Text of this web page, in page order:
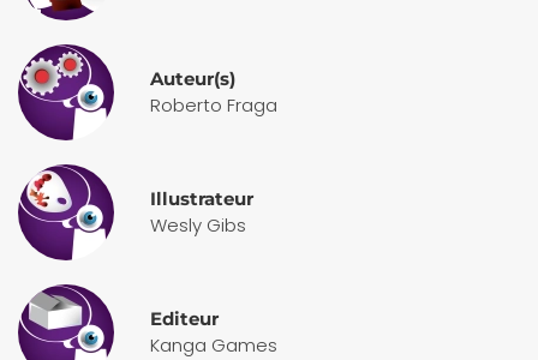
Auteur(s)
Roberto Fraga
Illustrateur
Wesly Gibs
Editeur
Kanga Games